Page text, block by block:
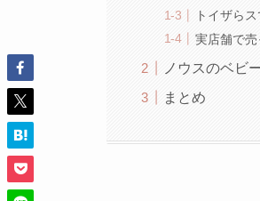
トイザら
実店舗で
ノウスのベビ
まとめ